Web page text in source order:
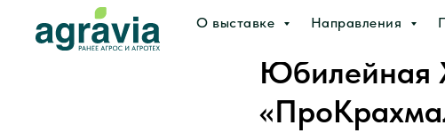
О выставке Направления
Юбилейная